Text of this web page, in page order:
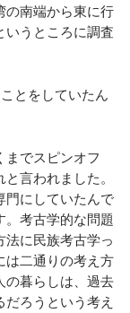
の南端から東に行
いうところに調査
とをしていたん
でスピンオフ
言われました。
門にしていたんで
考古学的な問題
に民族考古学っ
は二通りの考え方
の暮らしは、過去
ろうという考え